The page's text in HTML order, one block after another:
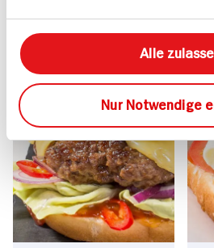
Alle
Nur Notwendige